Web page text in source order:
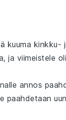
kuuma kinkku-
, ja viimeistele
annos
paahdetaan